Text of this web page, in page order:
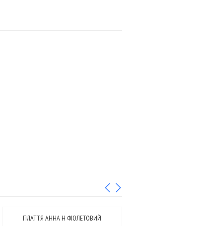
ПЛАТТЯ АННА Н ФІОЛЕТОВИЙ